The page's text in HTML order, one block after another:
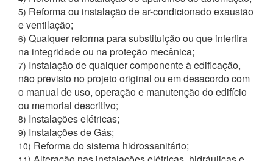
5) Reforma ou instalação de ar-condicionado exaustão
e ventilação;
6) Qualquer reforma para substituição ou que interfira
na integridade ou na proteção mecânica;
7) Instalação de qualquer componente à edificação,
não previsto no projeto original ou em desacordo com
o manual de uso, operação e manutenção do edifício
ou memorial descritivo;
8) Instalações elétricas;
9) Instalações de Gás;
10) Reforma do sistema hidrossanitário;